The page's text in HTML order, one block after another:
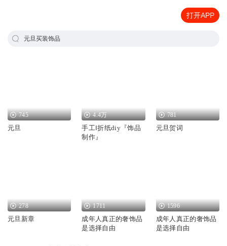
打开APP
元旦买装饰品
745
元旦
4.4万
手工‖折纸diy『饰品
制作』
781
元旦贺词
278
元旦新章
1711
成年人真正的奢饰品
是选择自由
1596
成年人真正的奢饰品
是选择自由